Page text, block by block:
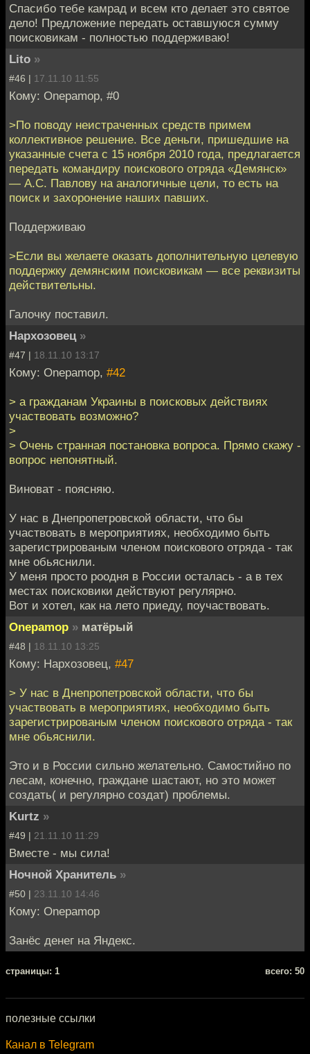
Спасибо тебе камрад и всем кто делает это святое
дело! Предложение передать оставшуюся сумму
поисковикам - полностью поддерживаю!
Lito »
#46 | 17.11.10 11:55
Кому: Onepamop, #0
>По поводу неистраченных средств примем
коллективное решение. Все деньги, пришедшие на
указанные счета с 15 ноября 2010 года, предлагается
передать командиру поискового отряда «Демянск»
— А.С. Павлову на аналогичные цели, то есть на
поиск и захоронение наших павших.
Поддерживаю
>Если вы желаете оказать дополнительную целевую
поддержку демянским поисковикам — все реквизиты
действительны.
Галочку поставил.
Нархозовец »
#47 | 18.11.10 13:17
Кому: Onepamop, #42
> а гражданам Украины в поисковых действиях
участвовать возможно?
>
> Очень странная постановка вопроса. Прямо скажу -
вопрос непонятный.
Виноват - поясняю.
У нас в Днепропетровской области, что бы
участвовать в мероприятиях, необходимо быть
зарегистрированым членом поискового отряда - так
мне обьяснили.
У меня просто роодня в России осталась - а в тех
местах поисковики действуют регулярно.
Вот и хотел, как на лето приеду, поучаствовать.
Onepamop » матёрый
#48 | 18.11.10 13:25
Кому: Нархозовец, #47
> У нас в Днепропетровской области, что бы
участвовать в мероприятиях, необходимо быть
зарегистрированым членом поискового отряда - так
мне обьяснили.
Это и в России сильно желательно. Самостийно по
лесам, конечно, граждане шастают, но это может
создать( и регулярно создат) проблемы.
Kurtz »
#49 | 21.11.10 11:29
Вместе - мы сила!
Ночной Хранитель »
#50 | 23.11.10 14:46
Кому: Onepamop
Занёс денег на Яндекс.
cтраницы: 1 всего: 50
полезные ссылки
Канал в Telegram